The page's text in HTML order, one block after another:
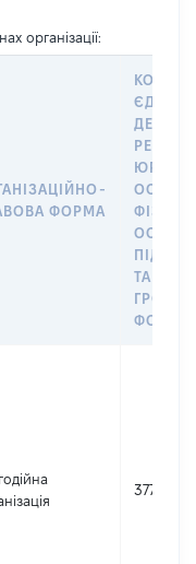
організації:
ФОРМА
КОД В
ОСІБ,
ОСІБ –
ТА